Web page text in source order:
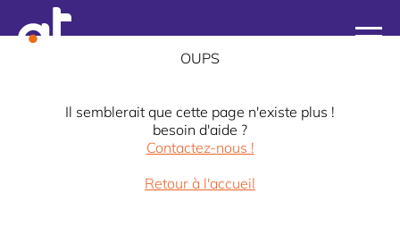
OUPS
Il semblerait que cette page n'existe plus !
besoin d'aide ?
Contactez-nous !
Retour à l'accueil